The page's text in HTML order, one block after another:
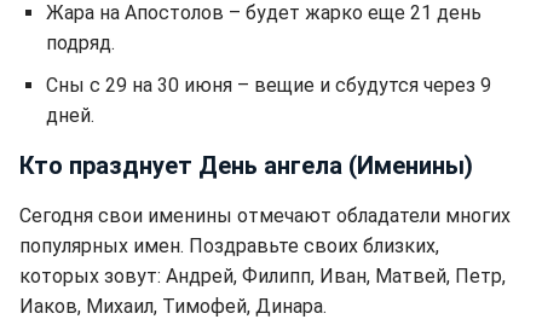
Жара на Апостолов – будет жарко еще 21 день
подряд.
Сны с 29 на 30 июня – вещие и сбудутся через 9
дней.
Кто празднует День ангела (Именины)
Сегодня свои именины отмечают обладатели многих
популярных имен. Поздравьте своих близких,
которых зовут: Андрей, Филипп, Иван, Матвей, Петр,
Иаков, Михаил, Тимофей, Динара.